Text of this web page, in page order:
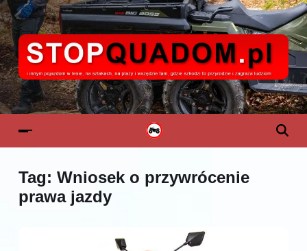
Tag: Wniosek o przywrócenie
prawa jazdy